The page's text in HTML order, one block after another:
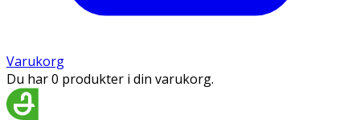
Varukorg
Du har 0 produkter i din varukorg.